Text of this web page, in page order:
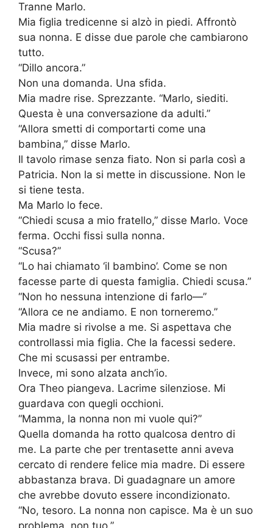
Tranne Marlo.
Mia figlia tredicenne si alzò in piedi. Affrontò
sua nonna. E disse due parole che cambiarono
tutto.
“Dillo ancora.”
Non una domanda. Una sfida.
Mia madre rise. Sprezzante. “Marlo, siediti.
Questa è una conversazione da adulti.”
“Allora smetti di comportarti come una
bambina,” disse Marlo.
Il tavolo rimase senza fiato. Non si parla così a
Patricia. Non la si mette in discussione. Non le
si tiene testa.
Ma Marlo lo fece.
“Chiedi scusa a mio fratello,” disse Marlo. Voce
ferma. Occhi fissi sulla nonna.
“Scusa?”
“Lo hai chiamato ‘il bambino’. Come se non
facesse parte di questa famiglia. Chiedi scusa.”
“Non ho nessuna intenzione di farlo—”
“Allora ce ne andiamo. E non torneremo.”
Mia madre si rivolse a me. Si aspettava che
controllassi mia figlia. Che la facessi sedere.
Che mi scusassi per entrambe.
Invece, mi sono alzata anch’io.
Ora Theo piangeva. Lacrime silenziose. Mi
guardava con quegli occhioni.
“Mamma, la nonna non mi vuole qui?”
Quella domanda ha rotto qualcosa dentro di
me. La parte che per trentasette anni aveva
cercato di rendere felice mia madre. Di essere
abbastanza brava. Di guadagnare un amore
che avrebbe dovuto essere incondizionato.
“No, tesoro. La nonna non capisce. Ma è un suo